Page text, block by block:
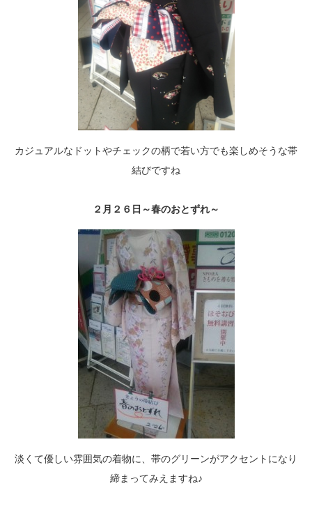
カジュアルなドットやチェックの柄で若い方でも楽しめそうな帯
結びですね
２月２６日～春のおとずれ～
淡くて優しい雰囲気の着物に、帯のグリーンがアクセントになり
締まってみえますね♪